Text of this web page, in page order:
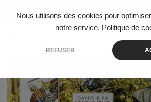
Nous utilisons des cookies pour
notre service. Politique de
REFUSER
Skip to content